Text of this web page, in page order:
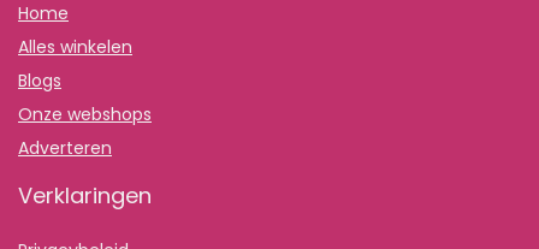
Home
Alles winkelen
Blogs
Onze webshops
Adverteren
Verklaringen